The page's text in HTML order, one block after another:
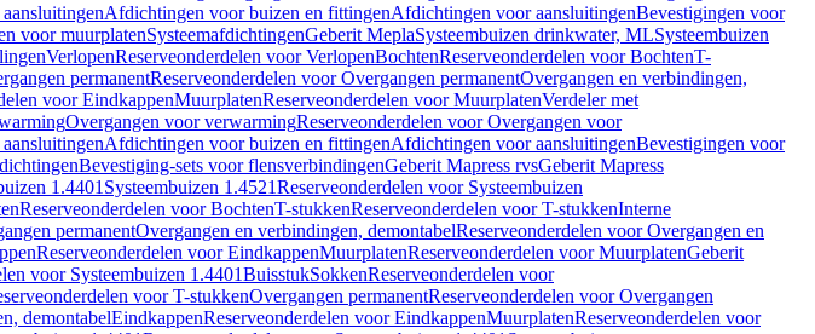
Afdichtingen voor buizen en fittingenAfdichtingen voor aansluitingenBevestigingen voor
voor muurplatenSysteemafdichtingenGeberit MeplaSysteembuizen drinkwater, MLSysteembuizen
VerlopenReserveonderdelen voor VerlopenBochtenReserveonderdelen voor BochtenT-
permanentReserveonderdelen voor Overgangen permanentOvergangen en verbindingen,
voor EindkappenMuurplatenReserveonderdelen voor MuurplatenVerdeler met
Overgangen voor verwarmingReserveonderdelen voor Overgangen voor
Afdichtingen voor buizen en fittingenAfdichtingen voor aansluitingenBevestigingen voor
Bevestiging-sets voor flensverbindingenGeberit Mapress rvsGeberit Mapress
1.4401 Systeembuizen 1.4521Reserveonderdelen voor Systeembuizen
Reserveonderdelen voor BochtenT-stukkenReserveonderdelen voor T-stukkenInterne
permanentOvergangen en verbindingen, demontabelReserveonderdelen voor Overgangen en
Reserveonderdelen voor EindkappenMuurplatenReserveonderdelen voor MuurplatenGeberit
voor Systeembuizen 1.4401BuisstukSokkenReserveonderdelen voor
voor T-stukkenOvergangen permanentReserveonderdelen voor Overgangen
demontabelEindkappenReserveonderdelen voor EindkappenMuurplatenReserveonderdelen voor